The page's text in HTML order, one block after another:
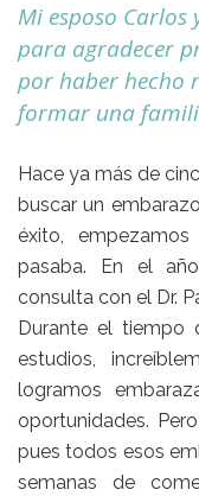
Mi esposo Carlos
para agradecer
por haber hecho
formar una
Hace ya más de
buscar un
éxito,
pasaba. En el
consulta con el Dr.
Durante el tiempo
estudios,
logramos
oportunidades.
pues todos esos
semanas de